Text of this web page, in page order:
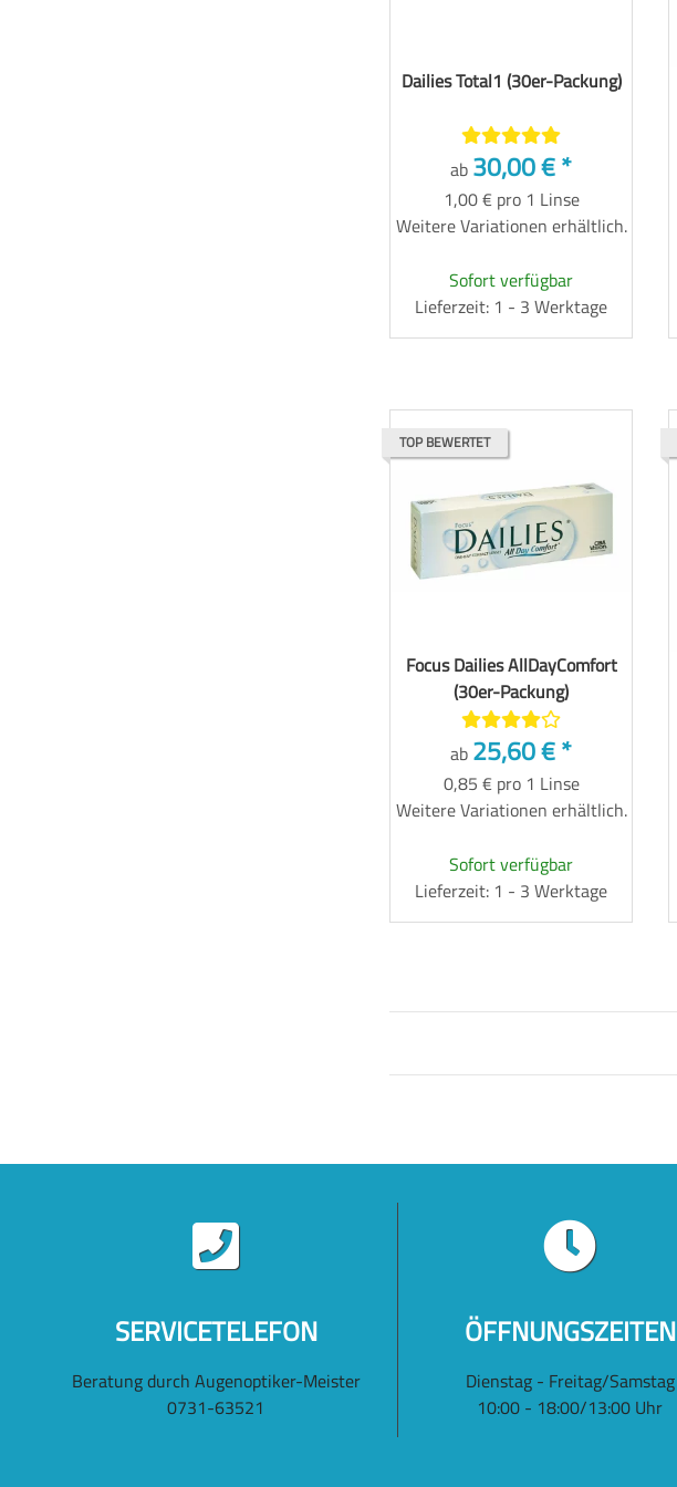
Dailies Total1 (30er-Packung)
ab 30,00 €*
1,00 € pro 1 Linse
Weitere Variationen erhältlich.
Sofort verfügbar
Lieferzeit: 1 - 3 Werktage
TOP BEWERTET
Focus Dailies AllDayComfort
(30er-Packung)
ab 25,60 €*
0,85 € pro 1 Linse
Weitere Variationen erhältlich.
Sofort verfügbar
Lieferzeit: 1 - 3 Werktage
SERVICETELEFON
Beratung durch Augenoptiker-Meister
0731-63521
ÖFFNUNGSZEITEN
Dienstag - Freitag/Samstag
10:00 - 18:00/13:00 Uhr